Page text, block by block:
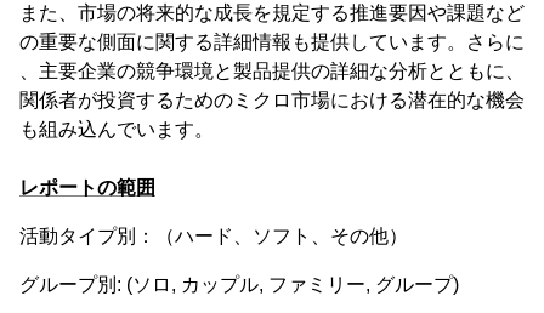
また、市場の将来的な成長を規定する推進要因や課題など
の重要な側面に関する詳細情報も提供しています。さらに
、主要企業の競争環境と製品提供の詳細な分析とともに、
関係者が投資するためのミクロ市場における潜在的な機会
も組み込んでいます。
レポートの範囲
活動タイプ別：（ハード、ソフト、その他）
グループ別: (ソロ, カップル, ファミリー, グループ)